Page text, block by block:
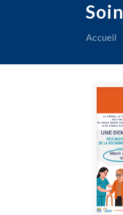
Accueil